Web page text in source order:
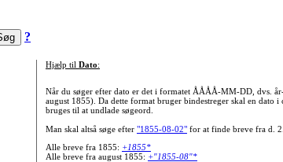
?
Hjælp til Dato:
Når du søger efter dato er det i formatet ÅÅÅÅ-MM-DD, dvs.
august 1855). Da dette format bruger bindestreger skal en dato
bruges til at undlade søgeord.
Man skal altså søge efter "1855-08-02"for at finde breve fra d. 2.
Alle breve fra 1855: +1855*
Alle breve fra august 1855: +"1855-08"*